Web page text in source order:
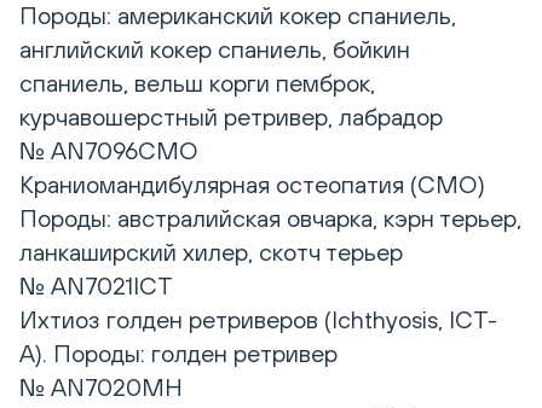
Породы: американский кокер спаниель,
английский кокер спаниель, бойкин
спаниель, вельш корги пемброк,
курчавошерстный ретривер, лабрадор
№ AN7096CMO
Краниомандибулярная остеопатия (CMO)
Породы: австралийская овчарка, кэрн терьер,
ланкаширский хилер, скотч терьер
№ AN7021ICT
Ихтиоз голден ретриверов (Ichthyosis, ICT-
A). Породы: голден ретривер
№ AN7020MH